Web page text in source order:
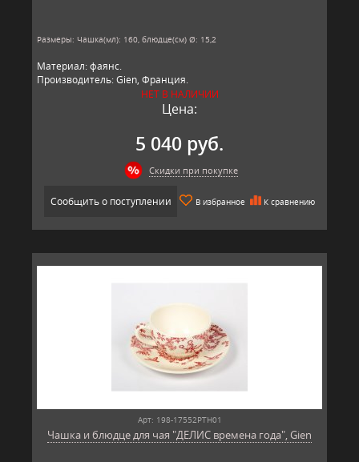
Размеры: Чашка(мл): 160, блюдце(см) Ø: 15,2
Материал: фаянс.
Производитель: Gien, Франция.
НЕТ В НАЛИЧИИ
Цена:
5 040 руб.
Скидки при покупке
Сообщить о поступлении В избранное К сравнению
Арт: 198-17552PTH01
Чашка и блюдце для чая "ДЕЛИС времена года", Gien